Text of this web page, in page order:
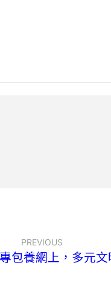
PREVIOUS
包養網上，多元